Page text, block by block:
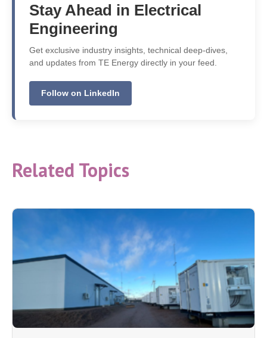
Stay Ahead in Electrical
Engineering
Get exclusive industry insights, technical deep-dives,
and updates from TE Energy directly in your feed.
Follow on LinkedIn
Related Topics